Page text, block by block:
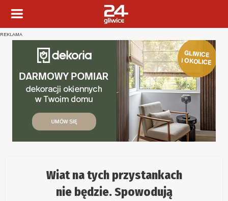
REKLAMA
Wiat na tych przystankach
nie będzie. Spowodują